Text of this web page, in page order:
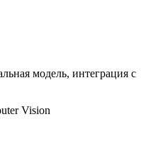
модель, интеграция с
Vision